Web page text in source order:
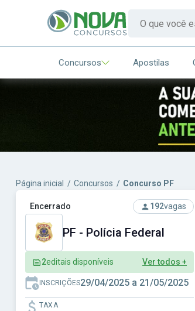
Concursos Apostilas
Página inicial / Concursos / Concurso PF
Encerrado 192vagas
PF - Polícia Federal
2editais disponíveis Ver todos +
INSCRIÇÕES29/04/2025 a 21/05/2025
TAXA